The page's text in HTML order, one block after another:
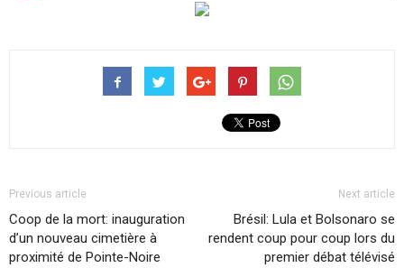
Previous article
Coop de la mort: inauguration
d’un nouveau cimetière à
proximité de Pointe-Noire
Next article
Brésil: Lula et Bolsonaro se
rendent coup pour coup lors du
premier débat télévisé